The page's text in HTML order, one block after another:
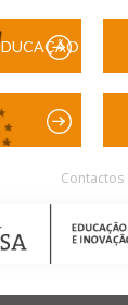
Contactos